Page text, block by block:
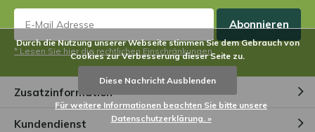
Abonnieren
* Lesen Sie hier die rechtlichen Einschränkungen
Zusatzinformation
Kundendienst
Durch die Nutzung unserer Webseite stimmen Sie dem Gebrauch von
Cookies zur Verbesserung dieser Seite zu.
Diese Nachricht Ausblenden
Für weitere Informationen beachten Sie bitte unsere
Datenschutzerklärung. »